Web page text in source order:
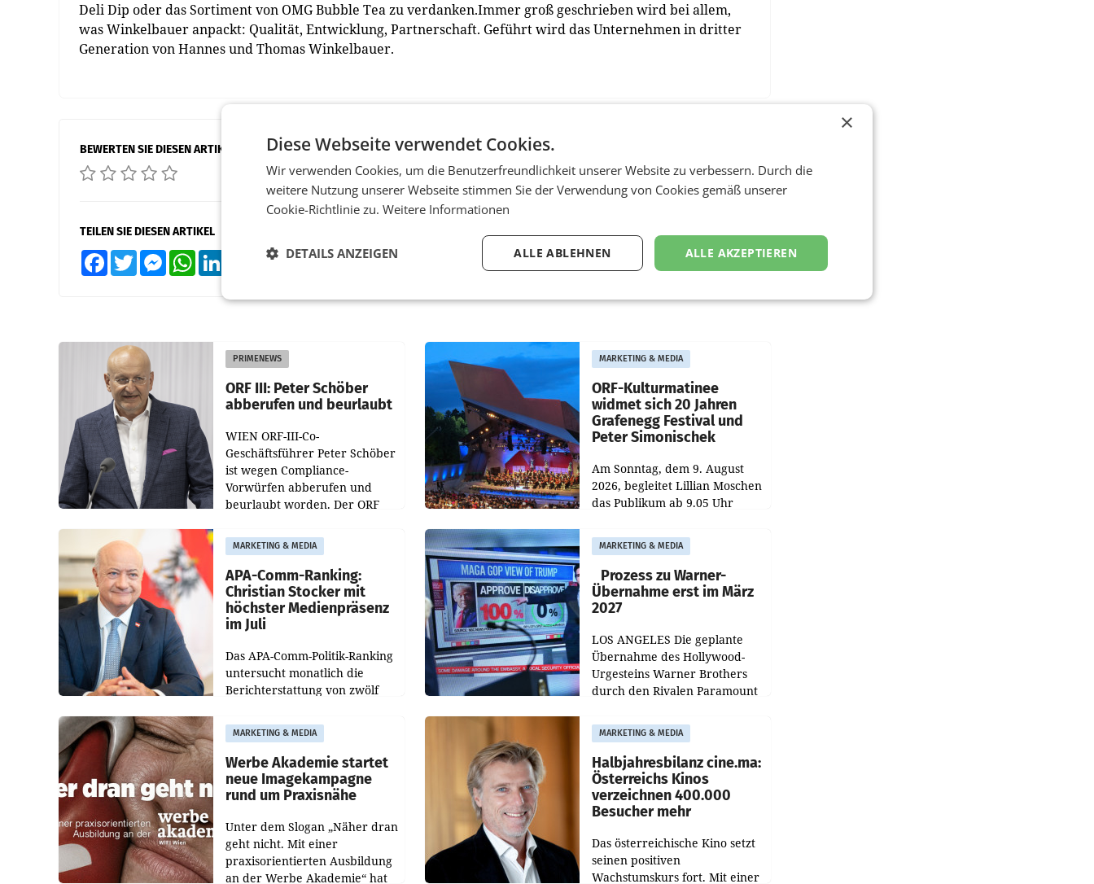
Deli Dip oder das Sortiment von OMG Bubble Tea zu verdanken.Immer groß geschrieben wird bei allem,
was Winkelbauer anpackt: Qualität, Entwicklung, Partnerschaft. Geführt wird das Unternehmen in dritter
Generation von Hannes und Thomas Winkelbauer.
BEWERTEN SIE DIESEN ARTIKEL
TEILEN SIE DIESEN ARTIKEL
FacebookTwitter MessengerWhatsApp XING Teilen
PRIMENEWS
ORF III: Peter Schöber
abberufen und beurlaubt
WIEN ORF-III-Co-
Geschäftsführer Peter Schöber
ist wegen Compliance-
Vorwürfen abberufen und
beurlaubt worden. Der ORF
entsprechende
Medienberichte.
MARKETING & MEDIA
ORF-Kulturmatinee
widmet sich 20 Jahren
Grafenegg Festival und
Peter Simonischek
Am Sonntag, dem 9. August
2026, begleitet Lillian Moschen
das Publikum ab 9.05 Uhr
„Kulturmatinee“. Die Sendung
startet mit der Dokumentation
„20 Jahre Grafenegg
MARKETING & MEDIA
APA-Comm-Ranking:
Christian Stocker mit
höchster Medienpräsenz
im Juli
Das APA-Comm-Politik-Ranking
untersucht monatlich die
Berichterstattung von zwölf
Tageszeitungen und analysiert,
welche Politikerinnen und
Politiker Österreichs die
MARKETING & MEDIA
Prozess zu Warner-
Übernahme erst im März
2027
LOS ANGELES Die geplante
Übernahme des Hollywood-
Urgesteins Warner Brothers
durch den Rivalen Paramount
Schwebe bleiben. Eine
Richterin setzte den Prozess zu
MARKETING & MEDIA
Werbe Akademie startet
neue Imagekampagne
rund um Praxisnähe
Unter dem Slogan „Näher dran
geht nicht. Mit einer
praxisorientierten Ausbildung
an der Werbe Akademie“ hat
MARKETING & MEDIA
Halbjahresbilanz cine.ma:
Österreichs Kinos
verzeichnen 400.000
Besucher mehr
Das österreichische Kino setzt
seinen positiven
Wachstumskurs fort. Mit einer
×
Diese Webseite verwendet Cookies.
Wir verwenden Cookies, um die Benutzerfreundlichkeit unserer Website zu verbessern. Durch die
weitere Nutzung unserer Webseite stimmen Sie der Verwendung von Cookies gemäß unserer
Cookie-Richtlinie zu. Weitere Informationen
ALLE AKZEPTIEREN
ALLE ABLEHNEN
DETAILS ANZEIGEN